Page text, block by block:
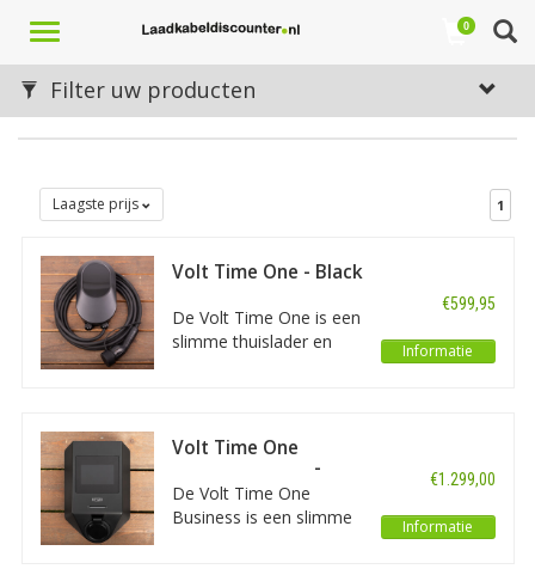
Toggle
0
Filter uw producten
Laagste prijs 1
Volt Time One - Black
De Volt Time One is een
slimme thuislader en
Duidelijke display, 7
meter lange vaste
laadkabel, dynamische
loadbalancing, RFID en
€599,95
Informatie
Volt Time One
Business 22 kW -
Socket
De Volt Time One
Business is een slimme
€1.299,00
Informatie